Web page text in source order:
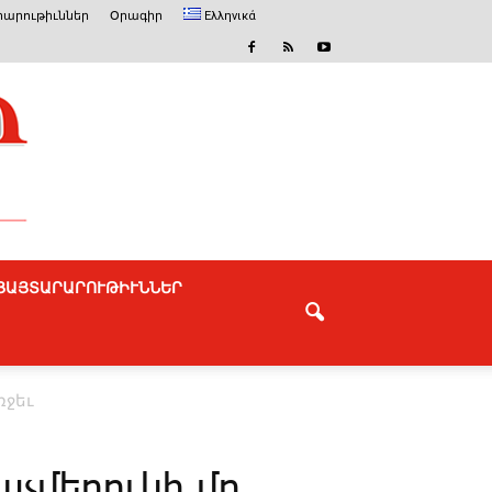
Օրագիր Ελληνικά